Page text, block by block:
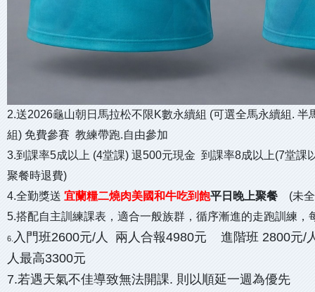
2.送2026龜山朝日馬拉松不限K數永續組 (可選全馬永續組. 半
組) 免費參賽 教練帶跑.自由參加
3.到課率5成以上 (4堂課) 退500元現金 到課率8成以上(7堂課
聚餐時退費)
4.全勤獎送 宜蘭糧二燒肉美國和牛吃到飽平日晚上聚餐 (未全
5.搭配自主訓練課表，適合一般族群，循序漸進的走跑訓練
6. 入門班2600元/人 兩人合報4980元 進階班 2800元/
人最高3300元
7.若遇天氣不佳導致無法開課. 則以順延一週為優先